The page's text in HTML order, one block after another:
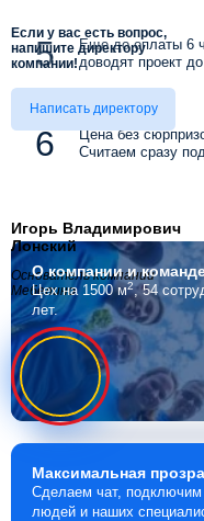
Еще до оплаты 6
доводят проект
Цена без
Считаем сразу
Если у вас есть вопрос,
напишите директору
компании!
Написать директору
Игорь Владимирович
Лонский
Основатель компании
Мебелино
О компаниии
Цех на 1500 м2, 54
лет.
Максимальная
Сделаем чат,
людей и наших